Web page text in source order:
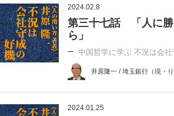
2024.02.8
第三十七話 「人に勝
ら」
中国哲学に学ぶ 不況は会
井原隆一 / 埼玉銀行（現・
2024.01.25